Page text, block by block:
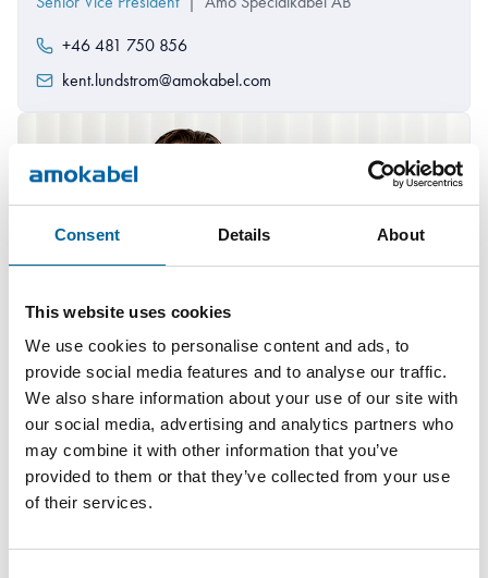
Consent Details About
This website uses cookies
We use cookies to personalise content and ads, to
provide social media features and to analyse our traffic.
We also share information about your use of our site with
our social media, advertising and analytics partners who
may combine it with other information that you’ve
provided to them or that they’ve collected from your use
of their services.
+46 481 750 856
kent.lundstrom@amokabel.com
Martin Hossman